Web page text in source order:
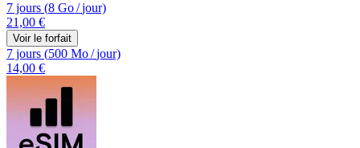
7 jours (8 Go/jour)
21,00 €
Voir le forfait
7 jours (500 Mo/jour)
14,00 €